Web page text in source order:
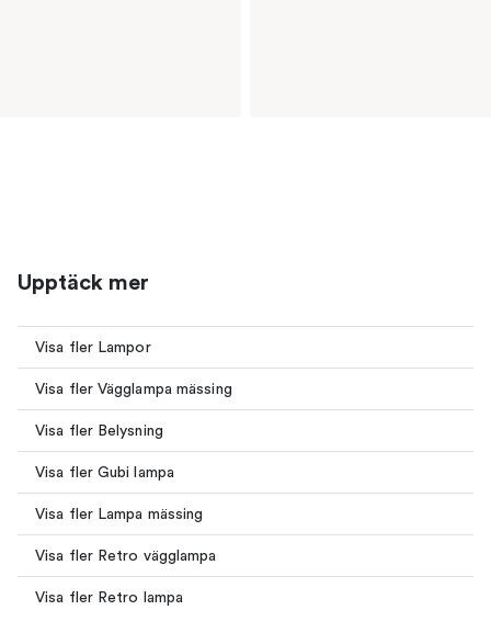
Upptäck mer
Visa fler Lampor
Visa fler Vägglampa mässing
Visa fler Belysning
Visa fler Gubi lampa
Visa fler Lampa mässing
Visa fler Retro vägglampa
Visa fler Retro lampa